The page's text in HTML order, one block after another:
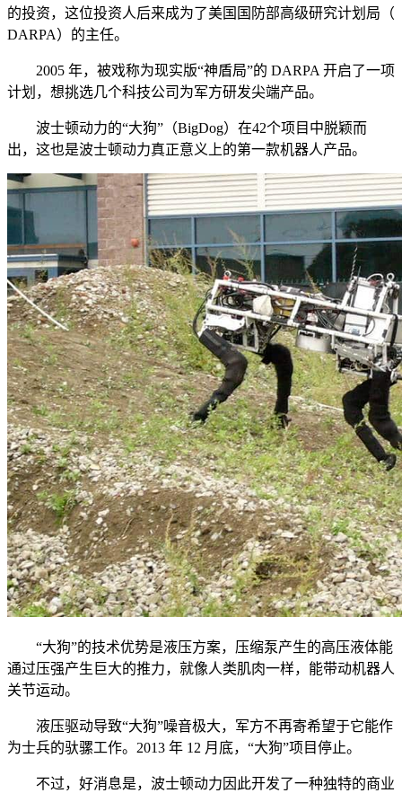
的投资，这位投资人后来成为了美国国防部高级研究计划局（
DARPA）的主任。
2005 年，被戏称为现实版“神盾局”的 DARPA 开启了一项
计划，想挑选几个科技公司为军方研发尖端产品。
波士顿动力的“大狗”（BigDog）在42个项目中脱颖而
出，这也是波士顿动力真正意义上的第一款机器人产品。
“大狗”的技术优势是液压方案，压缩泵产生的高压液体能
通过压强产生巨大的推力，就像人类肌肉一样，能带动机器人
关节运动。
液压驱动导致“大狗”噪音极大，军方不再寄希望于它能作
为士兵的驮骡工作。2013 年 12 月底，“大狗”项目停止。
不过，好消息是，波士顿动力因此开发了一种独特的商业